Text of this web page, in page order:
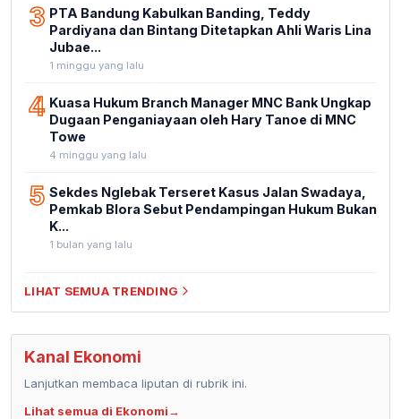
3 PTA Bandung Kabulkan Banding, Teddy
Pardiyana dan Bintang Ditetapkan Ahli Waris Lina
Jubae...
1 minggu yang lalu
4 Kuasa Hukum Branch Manager MNC Bank Ungkap
Dugaan Penganiayaan oleh Hary Tanoe di MNC
Towe
4 minggu yang lalu
5 Sekdes Nglebak Terseret Kasus Jalan Swadaya,
Pemkab Blora Sebut Pendampingan Hukum Bukan
K...
1 bulan yang lalu
LIHAT SEMUA TRENDING
Kanal Ekonomi
Lanjutkan membaca liputan di rubrik ini.
Lihat semua di Ekonomi→